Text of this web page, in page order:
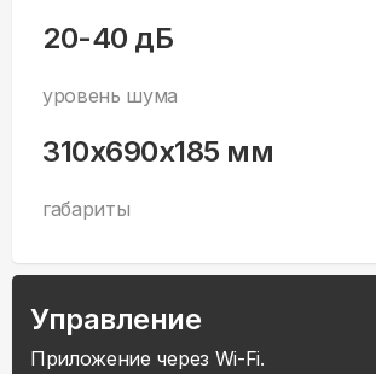
20-40 дБ
уровень шума
310x690x185 мм
габариты
Управление
Приложение через Wi-Fi.